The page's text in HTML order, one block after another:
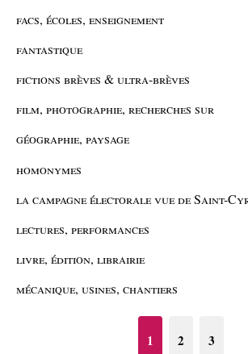
facs, écoles, enseignement
fantastique
fictions brèves & ultra-brèves
film, photographie, recherches sur
géographie, paysage
homonymes
la campagne électorale vue de Saint-
lectures, performances
livre, édition, librairie
mécanique, usines, chantiers
1 2 3